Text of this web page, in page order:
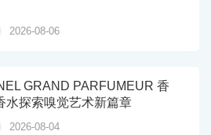
2026-08-06
GRAND PARFUMEUR 香
水探索嗅觉艺术新篇章
2026-08-04